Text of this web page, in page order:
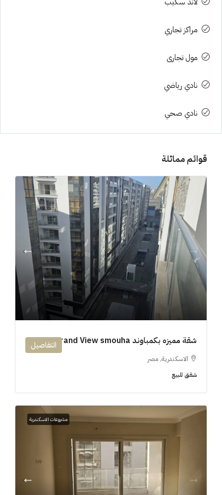
مراكز تجاري
مول تجارى
نادي رياضي
نادي صحي
قوائم مماثلة
شقة مميزه بكمباوند 194m Grand View smouha
الاسكندرية, مصر
شقق للبيع
التفاصيل
مشروعات الاسكندرية